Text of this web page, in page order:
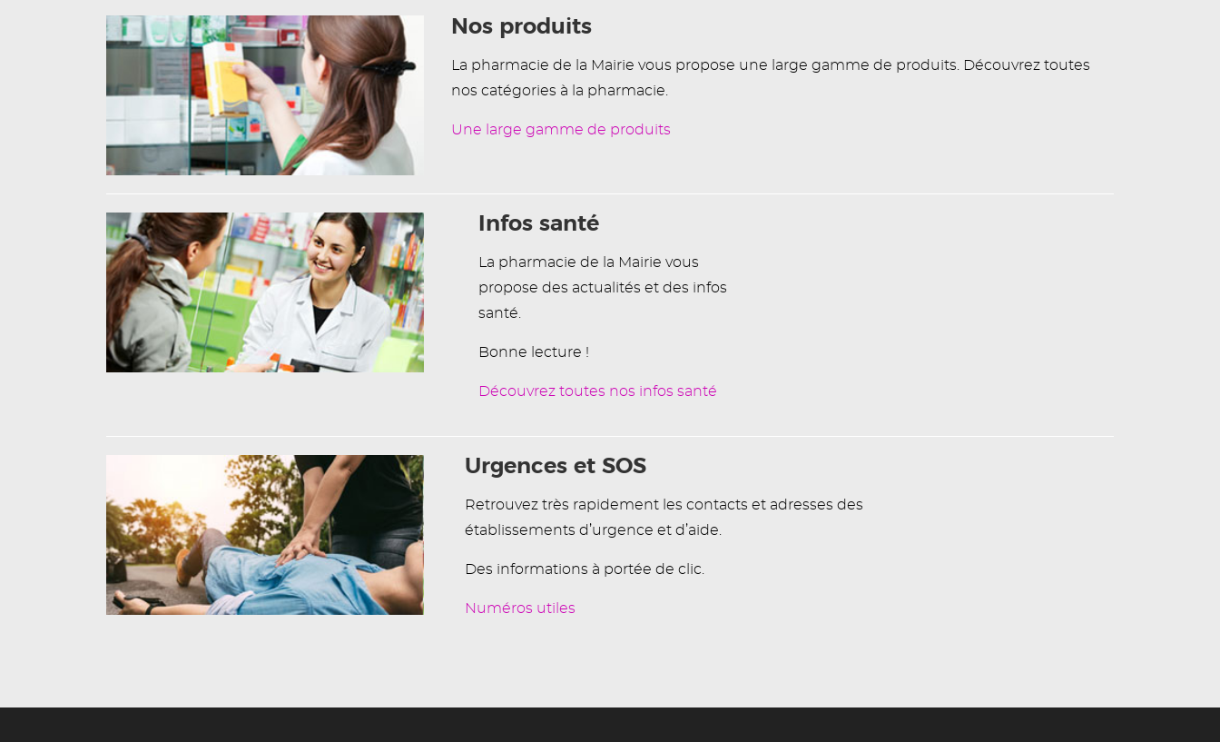
Nos produits
La pharmacie de la Mairie vous propose une large gamme de produits. Découvrez toutes
nos catégories à la pharmacie.
Une large gamme de produits
Infos santé
La pharmacie de la Mairie vous
propose des actualités et des infos
santé.
Bonne lecture !
Découvrez toutes nos infos santé
Urgences et SOS
Retrouvez très rapidement les contacts et adresses des
établissements d’urgence et d’aide.
Des informations à portée de clic.
Numéros utiles